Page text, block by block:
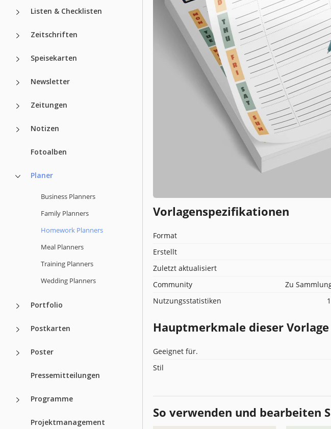
Listen & Checklisten
Zeitschriften
Speisekarten
Newsletter
Zeitungen
Notizen
Fotoalben
Planer
Business Planners
Family Planners
Homework Planners
Meal Planners
Training Planners
Wedding Planners
Portfolio
Postkarten
Poster
Pressemitteilungen
Programme
Projektmanagement
Vorlagenspezifikationen
Format
Erstellt
Zuletzt aktualisiert
Community
Zu
Nutzungsstatistiken
Hauptmerkmale dieser Vorlage
Geeignet für.
Stil
So verwenden und bearbeiten